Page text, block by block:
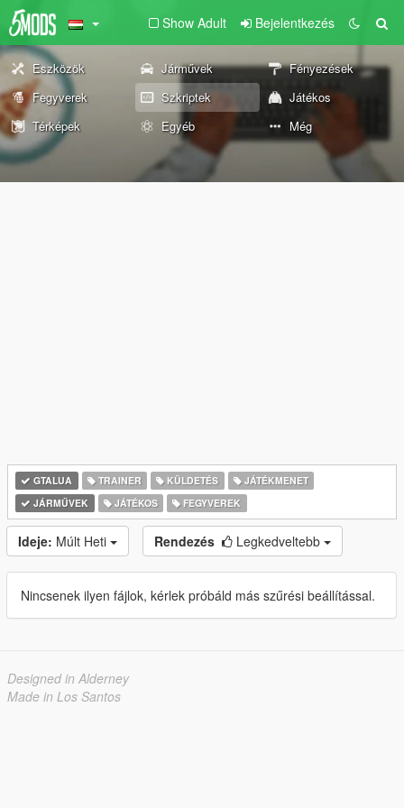
Show Adult Bejelentkezés
Eszközök Járművek
Fényezések
Fegyverek
Szkriptek
Játékos
Térképek
Egyéb Még
GTALUA TRAINER KÜLDETÉS
JÁTÉKMENET
JÁRMŰVEK
JÁTÉKOS FEGYVEREK
Ideje: Múlt Heti Rendezés Legkedveltebb
Nincsenek ilyen fájlok, kérlek próbáld más szűrési beállítással.
Designed in Alderney
Made in Los Santos